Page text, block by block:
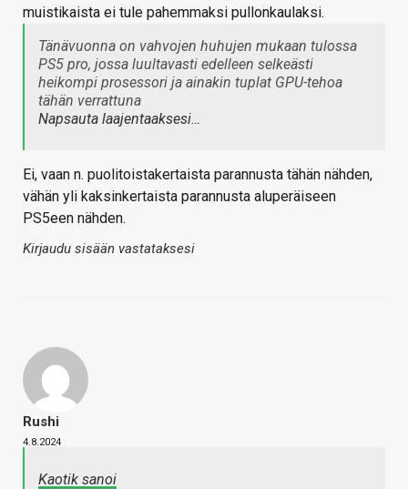
muistikaista ei tule pahemmaksi pullonkaulaksi.
Tänävuonna on vahvojen huhujen mukaan tulossa
PS5 pro, jossa luultavasti edelleen selkeästi
heikompi prosessori ja ainakin tuplat GPU-tehoa
tähän verrattuna
Napsauta laajentaaksesi…
Ei, vaan n. puolitoistakertaista parannusta tähän nähden,
vähän yli kaksinkertaista parannusta aluperäiseen
PS5een nähden.
Kirjaudu sisään vastataksesi
Rushi
4.8.2024
Kaotik sanoi